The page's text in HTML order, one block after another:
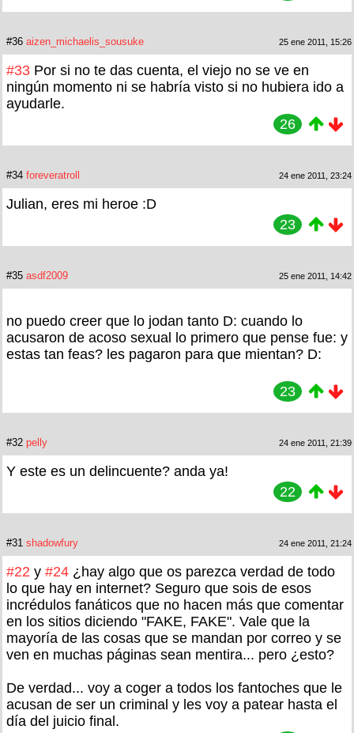
#36 aizen_michaelis_sousuke 25 ene 2011, 15:26
#33 Por si no te das cuenta, el viejo no se ve en
ningún momento ni se habría visto si no hubiera ido a
ayudarle.
26
#34 foreveratroll 24 ene 2011, 23:24
Julian, eres mi heroe :D
23
#35 asdf2009 25 ene 2011, 14:42
no puedo creer que lo jodan tanto D: cuando lo
acusaron de acoso sexual lo primero que pense fue: y
estas tan feas? les pagaron para que mientan? D:
23
#32 pelly 24 ene 2011, 21:39
Y este es un delincuente? anda ya!
22
#31 shadowfury 24 ene 2011, 21:24
#22 y #24 ¿hay algo que os parezca verdad de todo
lo que hay en internet? Seguro que sois de esos
incrédulos fanáticos que no hacen más que comentar
en los sitios diciendo "FAKE, FAKE". Vale que la
mayoría de las cosas que se mandan por correo y se
ven en muchas páginas sean mentira... pero ¿esto?
De verdad... voy a coger a todos los fantoches que le
acusan de ser un criminal y les voy a patear hasta el
día del juicio final.